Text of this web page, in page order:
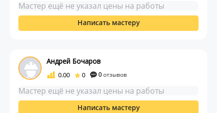
Мастер ещё не указал цены на работы
Написать мастеру
Андрей Бочаров
0.00 0 0отзывов
Мастер ещё не указал цены на работы
Написать мастеру